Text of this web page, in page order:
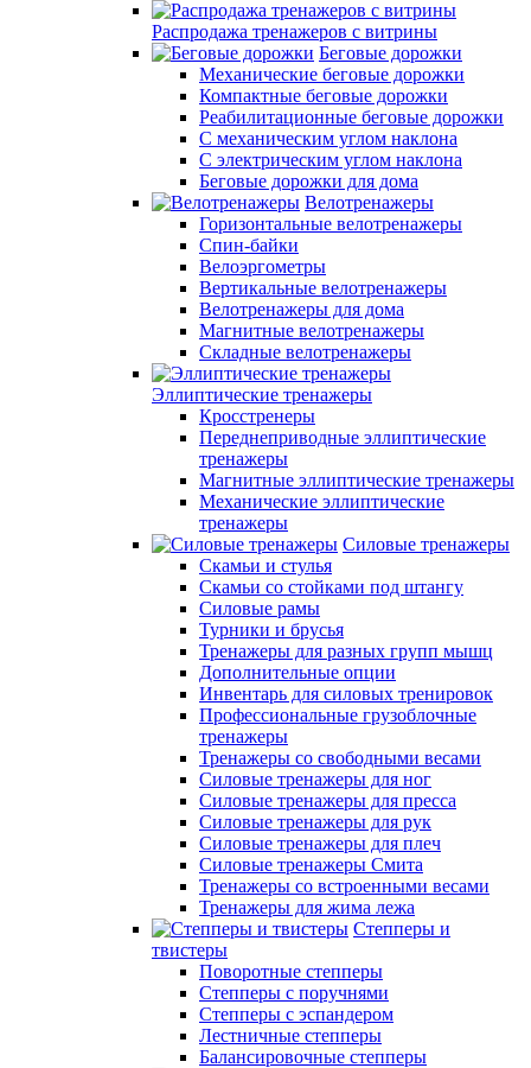
Распродажа тренажеров с витрины
Беговые дорожки
Механические беговые дорожки
Компактные беговые дорожки
Реабилитационные беговые дорожки
С механическим углом наклона
С электрическим углом наклона
Беговые дорожки для дома
Велотренажеры
Горизонтальные велотренажеры
Спин-байки
Велоэргометры
Вертикальные велотренажеры
Велотренажеры для дома
Магнитные велотренажеры
Складные велотренажеры
Эллиптические тренажеры
Кросстренеры
Переднеприводные эллиптические
тренажеры
Магнитные эллиптические тренажеры
Механические эллиптические
тренажеры
Силовые тренажеры
Скамьи и стулья
Скамьи со стойками под штангу
Силовые рамы
Турники и брусья
Тренажеры для разных групп мышц
Дополнительные опции
Инвентарь для силовых тренировок
Профессиональные грузоблочные
тренажеры
Тренажеры со свободными весами
Силовые тренажеры для ног
Силовые тренажеры для пресса
Силовые тренажеры для рук
Силовые тренажеры для плеч
Силовые тренажеры Смита
Тренажеры со встроенными весами
Тренажеры для жима лежа
Степперы и
твистеры
Поворотные степперы
Степперы с поручнями
Степперы с эспандером
Лестничные степперы
Балансировочные степперы